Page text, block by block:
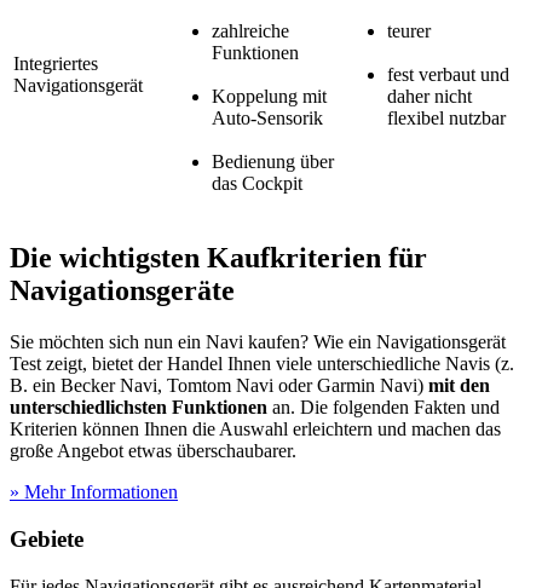
Integriertes
Navigationsgerät
zahlreiche
Funktionen
Koppelung mit
Auto-Sensorik
Bedienung über
das Cockpit
teurer
fest verbaut und
daher nicht
flexibel nutzbar
Die wichtigsten Kaufkriterien für
Navigationsgeräte
Sie möchten sich nun ein Navi kaufen? Wie ein Navigationsgerät
Test zeigt, bietet der Handel Ihnen viele unterschiedliche Navis (z.
B. ein Becker Navi, Tomtom Navi oder Garmin Navi) mit den
unterschiedlichsten Funktionen an. Die folgenden Fakten und
Kriterien können Ihnen die Auswahl erleichtern und machen das
große Angebot etwas überschaubarer.
» Mehr Informationen
Gebiete